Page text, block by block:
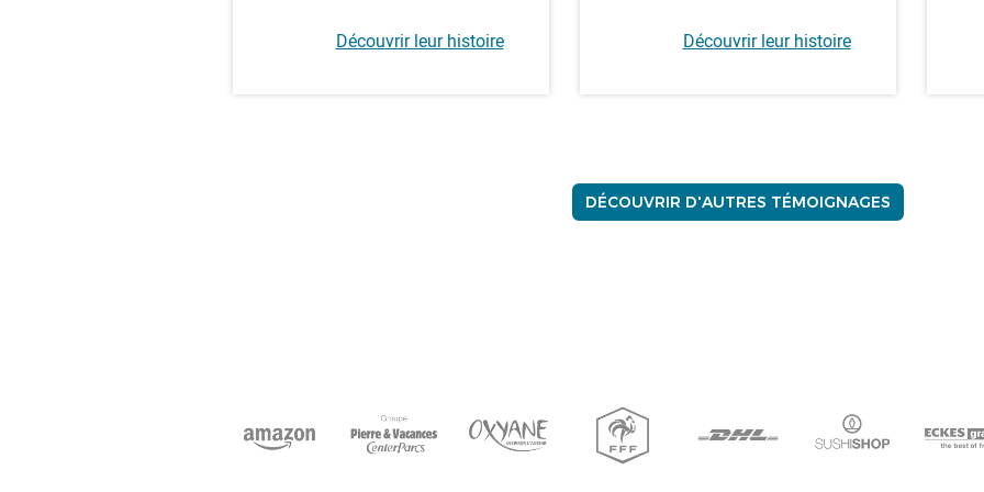
Découvrir leur histoire Découvrir leur histoire
DÉCOUVRIR D'AUTRES TÉMOIGNAGES